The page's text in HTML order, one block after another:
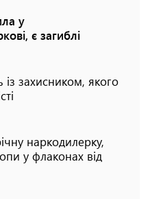
у
є загиблі
захисником, якого
наркодилерку,
у флаконах від